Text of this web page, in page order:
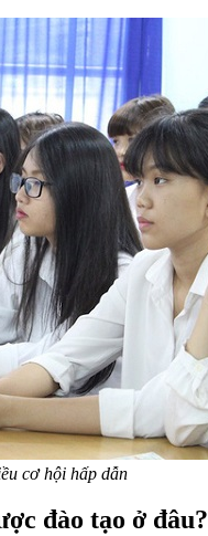
cơ hội hấp dẫn
đào tạo ở đâu?